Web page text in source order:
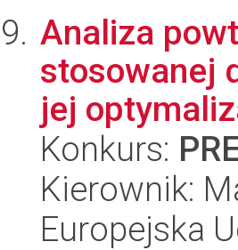
Analiza
stosowanej
jej
Konkurs:
Kierownik:
Europejska